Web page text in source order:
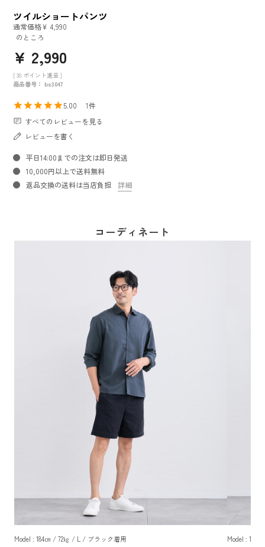
ツイルショートパンツ
通常価格¥ 4,990
のところ
¥ 2,990
[ 30 ポイント進呈 ]
商品番号
bs3047
5.00
1
すべてのレビューを見る
レビューを書く
平日14:00までの注文は即日発送
10,000円以上で送料無料
返品交換の送料は当店負担
詳細
コーディネート
Model : 184㎝ / 72㎏ / L / ブラック着用 Model : 182